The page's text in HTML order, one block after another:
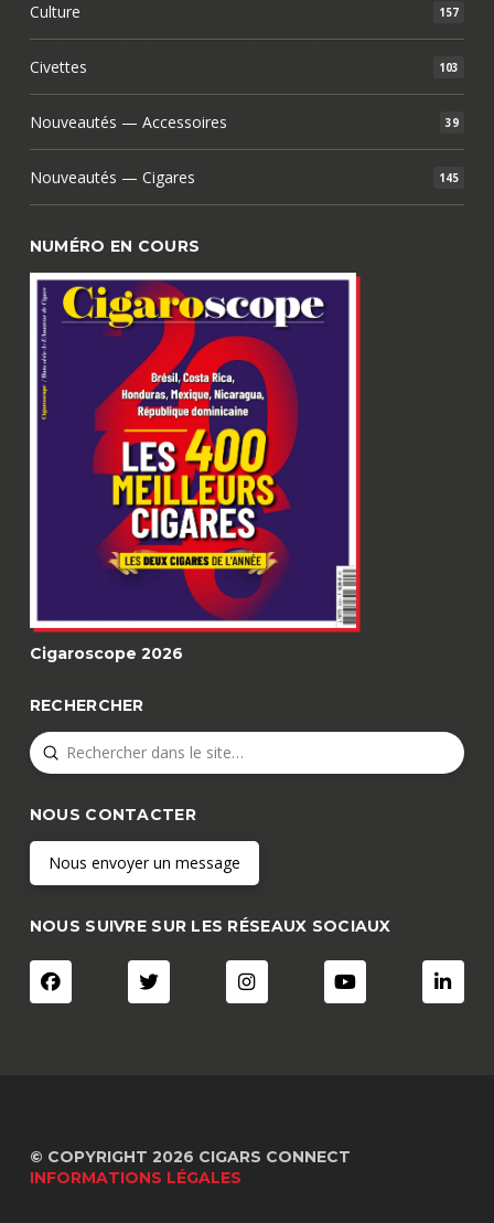
Culture 157
Civettes 103
Nouveautés — Accessoires 39
Nouveautés — Cigares 145
NUMÉRO EN COURS
Cigaroscope 2026
RECHERCHER
Search
Submit
NOUS CONTACTER
Nous envoyer un message
NOUS SUIVRE SUR LES RÉSEAUX SOCIAUX
© COPYRIGHT 2026 CIGARS CONNECT
INFORMATIONS LÉGALES